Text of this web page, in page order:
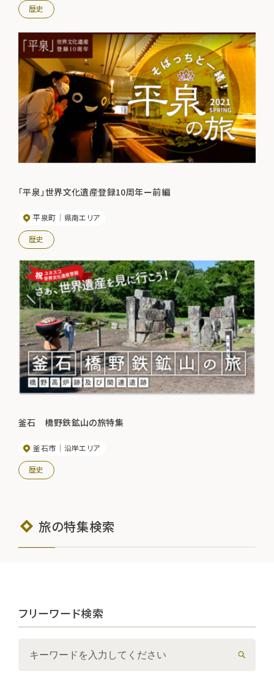
歴史
「平泉」世界文化遺産登録10周年ー前編
平泉町 県南エリア
歴史
釜石 橋野鉄鉱山の旅特集
釜石市 沿岸エリア
歴史
旅の特集検索
フリーワード検索